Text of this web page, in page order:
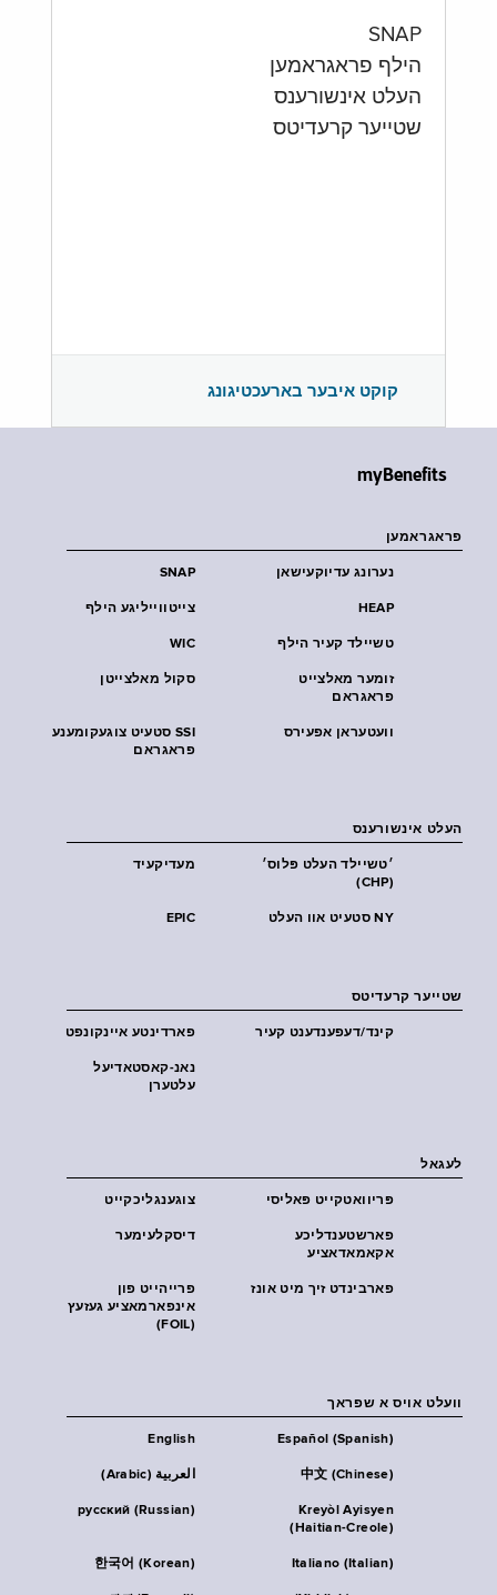
SNAP
הילף פראגראמען
העלט אינשורענס
שטייער קרעדיטס
קוקט איבער בארעכטיגונג
myBenefits
פראגראמען
SNAP נערונג עדיוקעישאן
צייטווייליגע הילף HEAP
WIC טשיילד קעיר הילף
סקול מאלצייטן
זומער מאלצייט
פראגראם
SSI סטעיט צוגעקומענע
פראגראם
וועטעראן אפעירס
העלט אינשורענס
מעדיקעיד
׳טשיילד העלט פּלוס׳
(CHP)
EPIC NY סטעיט אוו העלט
שטייער קרעדיטס
פארדינטע איינקונפט קינד/דעפענדענט קעיר
נאנ-קאסטאדיעל
עלטערן
לעגאל
צוגענגליכקייט פּריוואטקייט פּאליסי
דיסקלעימער
פארשטענדליכע
אקאמאדאציע
פרייהייט פון
אינפארמאציע געזעץ
(FOIL)
פארבינדט זיך מיט אונז
וועלט אויס א שפראך
English Español (Spanish)
العربية (Arabic) 中文 (Chinese)
русский (Russian)
Kreyòl Ayisyen
(Haitian-Creole)
한국어 (Korean) Italiano (Italian)